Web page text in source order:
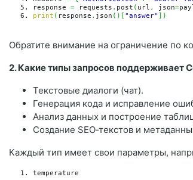
response = requests . post ( url , json=
print ( response . json ( ) [ "answer" ] )
Обратите внимание на ограничение по
2. Какие типы запросов поддерживает
Текстовые диалоги (чат).
Генерация кода и исправление
Анализ данных и построение
Создание SEO‑текстов и
Каждый тип имеет свои параметры,
temperature